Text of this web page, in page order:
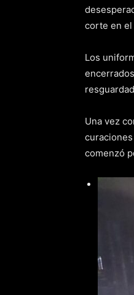
corte en el
Los
Una vez
comenzó